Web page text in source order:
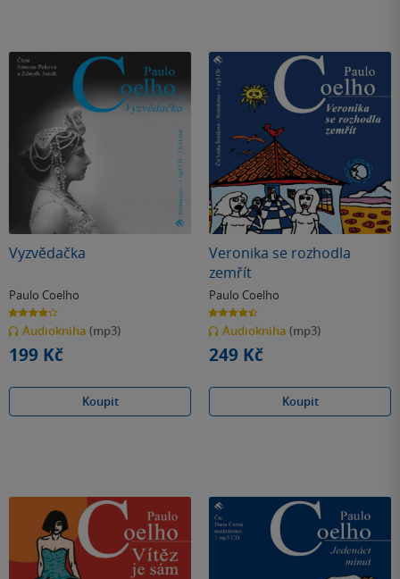
Vyzvědačka
Paulo Coelho
3.9
z
5
hvězdiček
Audiokniha (mp3)
199 Kč
Koupit
Veronika se rozhodla
zemřít
Paulo Coelho
4.4
z
5
hvězdiček
Audiokniha (mp3)
249 Kč
Koupit